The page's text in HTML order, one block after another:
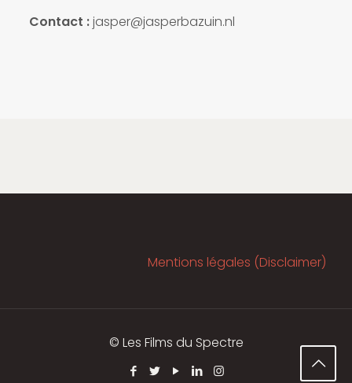
Contact :jasper@jasperbazuin.nl
Mentions légales (Disclaimer)
© Les Films du Spectre